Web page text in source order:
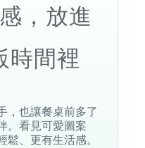
，放進
時間裡
，也讓餐桌前多了
。看見可愛圖案
、更有生活感。